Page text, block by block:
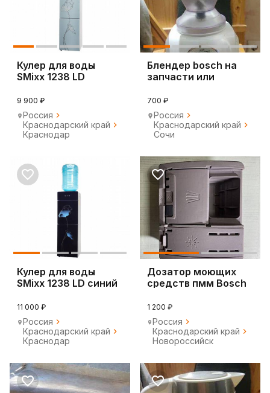
Кулер для воды
SMixx 1238 LD
9 900 ₽
Россия
Краснодарский край
Краснодар
Блендер bosch на
запчасти или
700 ₽
Россия
Краснодарский край
Сочи
Кулер для воды
SMixx 1238 LD синий
11 000 ₽
Россия
Краснодарский край
Краснодар
Дозатор моющих
средств пмм Bosch
1 200 ₽
Россия
Краснодарский край
Новороссийск